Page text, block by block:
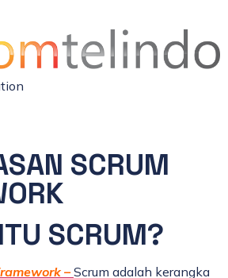
SCRUM
SCRUM?
– Scrum adalah kerangka